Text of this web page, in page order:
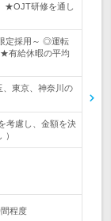
★OJT研修を通し
定採用～ ◎運転
有給休暇の平均
、東京、神奈川の
考慮し、金額を決
程度